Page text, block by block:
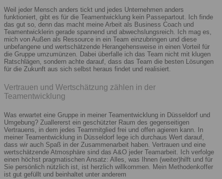
Weil jeder Mensch anders tickt und jedes Unternehmen anders
funktioniert, gibt es für die Teamentwicklung kein Passepartout. Ich finde
das gut so, denn das macht meine Arbeit als Business Coach und
Teamentwicklerin gerade spannend und abwechslungsreich. Ich mag es,
mich von Außen als Ressource in ein Team einzubringen und diese
unbefangene und wertschätzende Herangehensweise in einen Vorteil für
die Gruppe umzumünzen. Dabei überfalle ich das Team nicht mit klugen
Ratschlägen, sondern achte darauf, dass das Team die besten Lösungen
für die Zukunft aus sich selbst heraus findet und realisiert.
Vertrauen und Wertschätzung zählen in der
Teamentwicklung
Was erwartet eine Gruppe in meiner Teamentwicklung in Düsseldorf und
Umgebung? Zuallererst ein geschützter Raum des gegenseitigen
Vertrauens, in dem jedes Teammitglied frei und offen agieren kann. In
meiner Teamentwicklung in Düsseldorf lege ich durchaus Wert darauf,
dass wir auch Spaß in der Zusammenarbeit haben. Vertrauen und eine
wertschätzende Atmosphäre sind das A&O jeder Teamarbeit. Ich verfolge
einen höchst pragmatischen Ansatz: Alles, was Ihnen (weiter)hilft und für
Sie persönlich nützlich ist, ist herzlich willkommen. Mein Methodenkoffer
ist gut gefüllt und beinhaltet unter anderem